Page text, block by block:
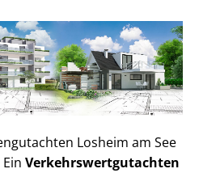
Losheim am See
Ver­kehrs­wert­gut­ach­ten